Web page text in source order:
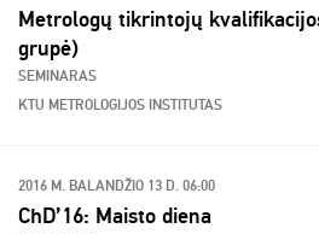
Metrologų tikrintojų
grupė)
SEMINARAS
KTU METROLOGIJOS INSTITUTAS
2016 M. BALANDŽIO 13 D. 06:00
ChD’16: Maisto diena